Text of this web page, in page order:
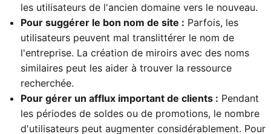
les utilisateurs de l'ancien domaine vers le nouveau.
Pour suggérer le bon nom de site : Parfois, les
utilisateurs peuvent mal translittérer le nom de
l'entreprise. La création de miroirs avec des noms
similaires peut les aider à trouver la ressource
recherchée.
Pour gérer un afflux important de clients : Pendant
les périodes de soldes ou de promotions, le nombre
d'utilisateurs peut augmenter considérablement. Pour